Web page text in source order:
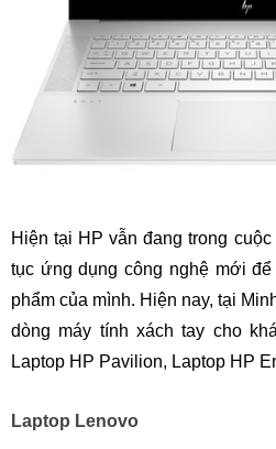
Hiện tại HP vẫn đang trong
tục ứng dụng công nghệ mới
phẩm của mình. Hiện nay, tại
dòng máy tính xách tay cho
Laptop HP Pavilion, Laptop HP
Laptop Lenovo